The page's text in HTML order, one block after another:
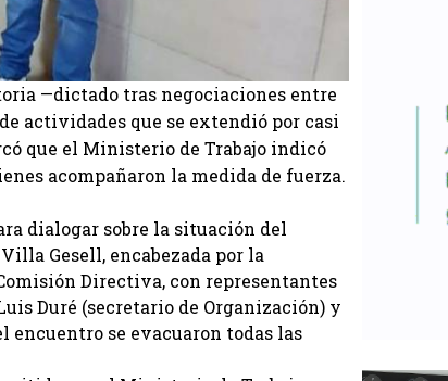
—dictado tras negociaciones entre
actividades que se extendió por casi
que el Ministerio de Trabajo indicó
acompañaron la medida de fuerza.
dialogar sobre la situación del
Gesell, encabezada por la
Directiva, con representantes
Duré (secretario de Organización) y
encuentro se evacuaron todas las